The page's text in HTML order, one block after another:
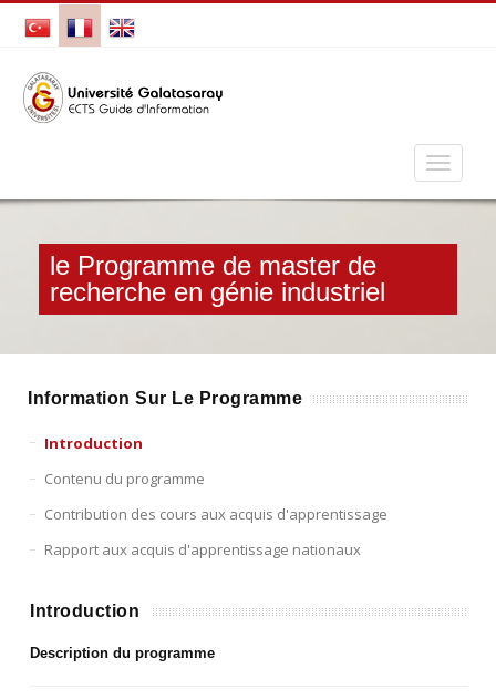
le Programme de master de
recherche en génie industriel
Information Sur Le Programme
Introduction
Contenu du programme
Contribution des cours aux acquis d'apprentissage
Rapport aux acquis d'apprentissage nationaux
Introduction
Description du programme